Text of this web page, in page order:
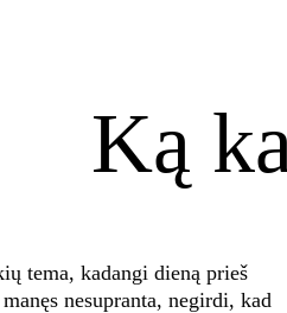
tema, kadangi dieną prieš
nesupranta, negirdi, kad
Ką